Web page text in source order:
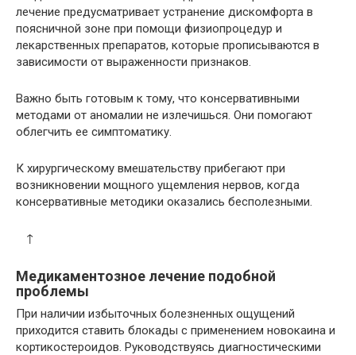
лечение предусматривает устранение дискомфорта в
поясничной зоне при помощи физиопроцедур и
лекарственных препаратов, которые прописываются в
зависимости от выраженности признаков.
Важно быть готовым к тому, что консервативными
методами от аномалии не излечишься. Они помогают
облегчить ее симптоматику.
К хирургическому вмешательству прибегают при
возникновении мощного ущемления нервов, когда
консервативные методики оказались бесполезными.
↑
Медикаментозное лечение подобной
проблемы
При наличии избыточных болезненных ощущений
приходится ставить блокады с применением новокаина и
кортикостероидов. Руководствуясь диагностическими